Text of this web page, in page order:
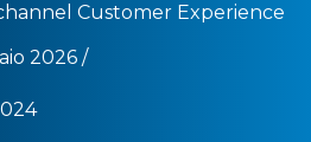
Customer Experience
2026 /